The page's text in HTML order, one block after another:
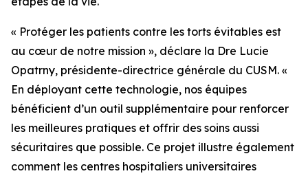
« Protéger les patients contre les torts évitables est
au cœur de notre mission », déclare la Dre Lucie
Opatrny, présidente-directrice générale du CUSM. «
En déployant cette technologie, nos équipes
bénéficient d’un outil supplémentaire pour renforcer
les meilleures pratiques et offrir des soins aussi
sécuritaires que possible. Ce projet illustre également
comment les centres hospitaliers universitaires